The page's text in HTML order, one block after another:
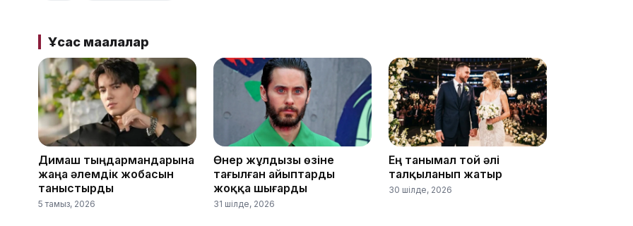
Ұқсас мақалалар
Димаш тыңдармандарына
жаңа әлемдік жобасын
таныстырды
5 тамыз, 2026
Өнер жұлдызы өзіне
тағылған айыптарды
жоққа шығарды
31 шілде, 2026
Ең танымал той әлі
талқыланып жатыр
30 шілде, 2026